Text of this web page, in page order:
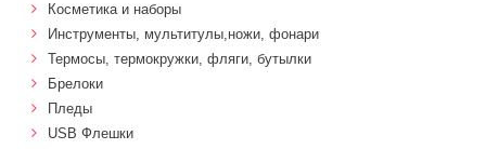
Косметика и наборы
Инструменты, мультитулы,ножи, фонари
Термосы, термокружки, фляги, бутылки
Брелоки
Пледы
USB Флешки